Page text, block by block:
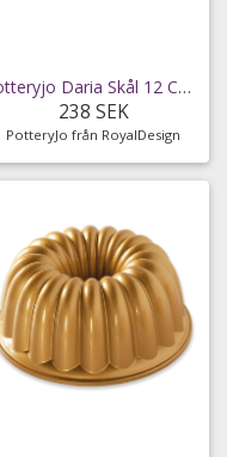
Potteryjo Daria Skål 12 Cm 2-pack Clean Grey -
238 SEK
PotteryJo från RoyalDesign